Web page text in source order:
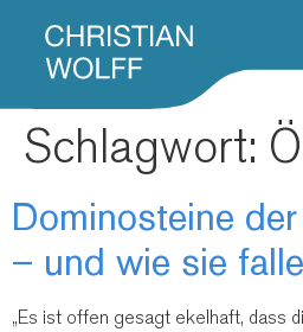
Schlagwort:
Dominosteine
– und wie sie
„Es ist offen gesagt ekelhaft, dass